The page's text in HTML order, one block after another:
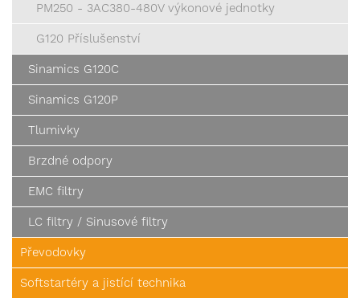
PM250 - 3AC380-480V výkonové jednotky
G120 Příslušenství
Sinamics G120C
Sinamics G120P
Tlumivky
Brzdné odpory
EMC filtry
LC filtry / Sinusové filtry
Převodovky
Softstartéry a jistící technika